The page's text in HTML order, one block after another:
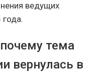
ведущих
тема
вернулась в